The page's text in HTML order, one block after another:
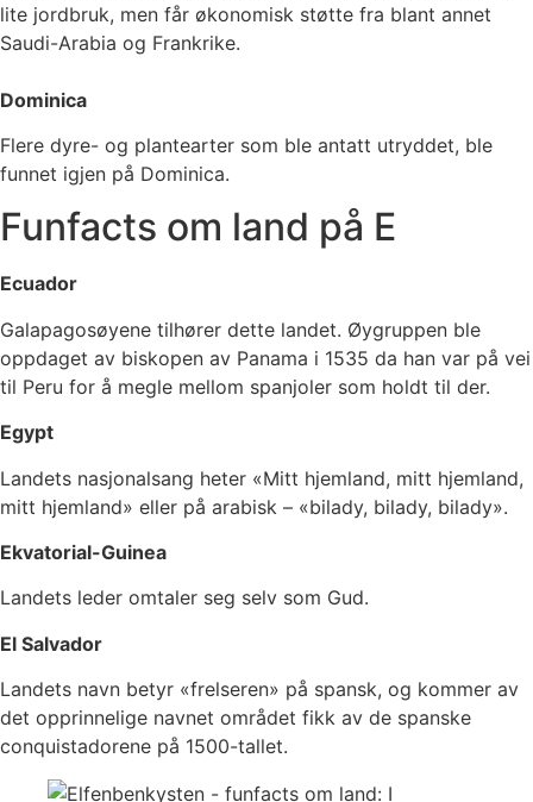
lite jordbruk, men får økonomisk støtte fra blant annet
Saudi-Arabia og Frankrike.
Dominica
Flere dyre- og plantearter som ble antatt utryddet, ble
funnet igjen på Dominica.
Funfacts om land på E
Ecuador
Galapagosøyene tilhører dette landet. Øygruppen ble
oppdaget av biskopen av Panama i 1535 da han var på vei
til Peru for å megle mellom spanjoler som holdt til der.
Egypt
Landets nasjonalsang heter «Mitt hjemland, mitt hjemland,
mitt hjemland» eller på arabisk – «bilady, bilady, bilady».
Ekvatorial-Guinea
Landets leder omtaler seg selv som Gud.
El Salvador
Landets navn betyr «frelseren» på spansk, og kommer av
det opprinnelige navnet området fikk av de spanske
conquistadorene på 1500-tallet.